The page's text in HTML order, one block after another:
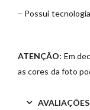
– Possui
ATENÇÃO: Em
as cores da foto